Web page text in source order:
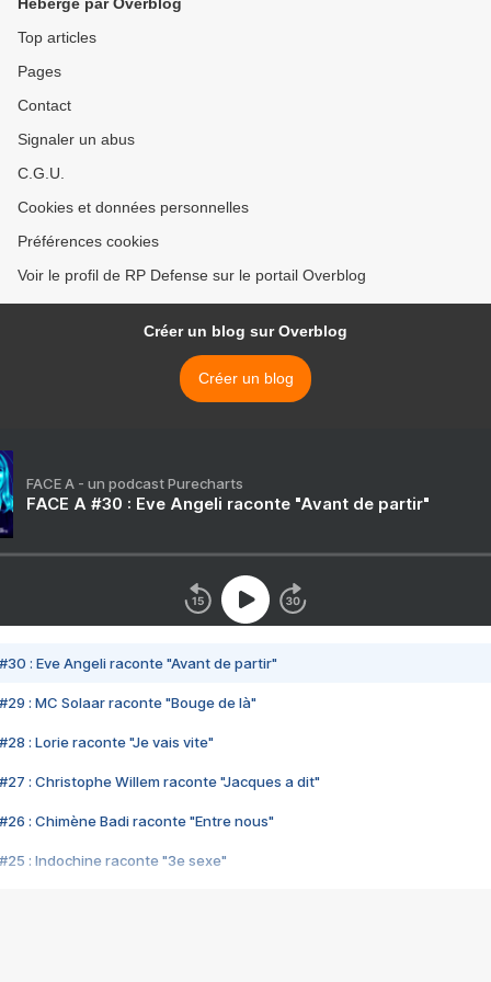
Top articles
Pages
Contact
Signaler un abus
C.G.U.
Cookies et données personnelles
Préférences cookies
Voir le profil de RP Defense sur le portail Overblog
Créer un blog sur Overblog
Créer un blog
FACE A - un podcast Purecharts
FACE A #30 : Eve Angeli raconte "Avant de partir"
#30 : Eve Angeli raconte "Avant de partir"
#29 : MC Solaar raconte "Bouge de là"
#28 : Lorie raconte "Je vais vite"
#27 : Christophe Willem raconte "Jacques a dit"
#26 : Chimène Badi raconte "Entre nous"
#25 : Indochine raconte "3e sexe"